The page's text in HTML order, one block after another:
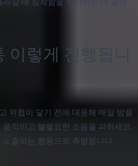
이렇게 진행됩니
위협이 닿기 전에 대응해 매일 밤을
직이고 불필요한 소음을 피하세요.
출되는 행동으로 촉발됩니다.